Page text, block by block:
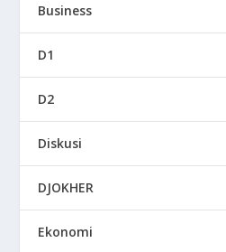
Business
D1
D2
Diskusi
DJOKHER
Ekonomi